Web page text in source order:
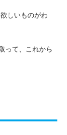
しいものがわ
って、これから